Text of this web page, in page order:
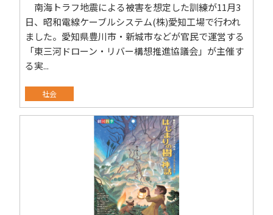
南海トラフ地震による被害を想定した訓練が11月3
日、昭和電線ケーブルシステム(株)愛知工場で行われ
ました。愛知県豊川市・新城市などが官民で運営する
「東三河ドローン・リバー構想推進協議会」が主催す
る実...
社会